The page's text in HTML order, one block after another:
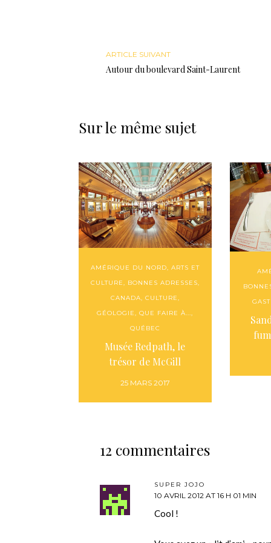
ARTICLE SUIVANT
Autour du boulevard Saint-Laurent
Sur le même sujet
AMÉRIQUE DU NORD, ARTS ET
CULTURE, BONNES ADRESSES,
CANADA, CULTURE,
GÉOLOGIE,QUE FAIRE À...,
QUÉBEC
Musée Redpath, le
trésor de McGill
25 MARS 2017
12 commentaires
SUPER JOJO
10 AVRIL 2012 AT 16 H 01 MIN
Cool !